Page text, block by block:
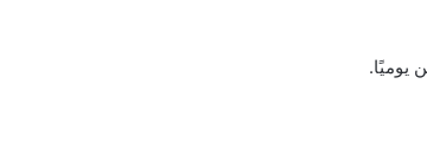
يوميًا.